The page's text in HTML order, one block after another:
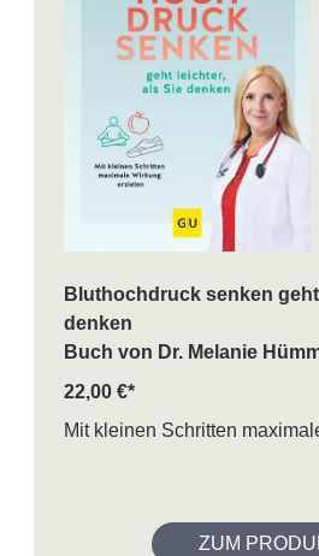
Bluthochdruck senken
denken
Buch von Dr. Melanie
22,00 €*
Mit kleinen Schritten
ZUM